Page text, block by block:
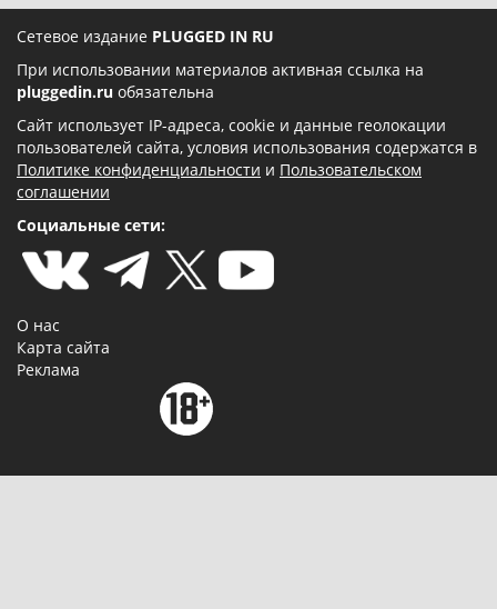
Сетевое издание PLUGGED IN RU
При использовании материалов активная ссылка на
pluggedin.ru обязательна
Сайт использует IP-адреса, cookie и данные геолокации
пользователей сайта, условия использования содержатся в
Политике конфиденциальности и Пользовательском
соглашении
Социальные сети:
О нас
Карта сайта
Реклама